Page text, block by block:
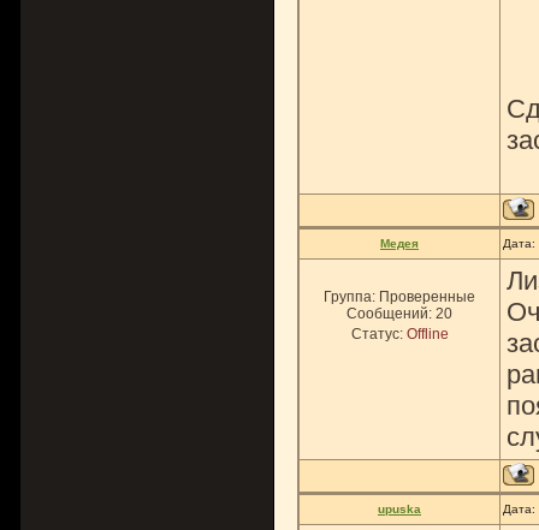
Медея Дата:
Группа: Проверенные
Сообщений: 20
Статус: Offline
upuska